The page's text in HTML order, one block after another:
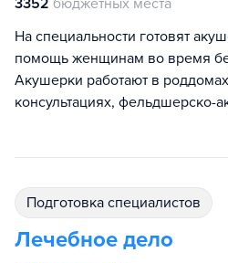
3352 бюджетных места
На специальности готовят
помощь женщинам во время
Акушерки работают в
консультациях, фельдшерско-
подготовка специалистов
Лечебное дело